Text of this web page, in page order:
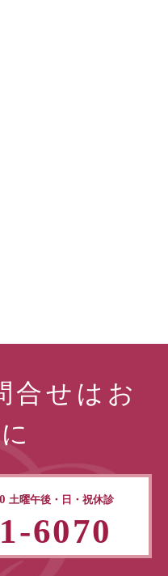
合せはお
土曜午後・日・祝休診
6070